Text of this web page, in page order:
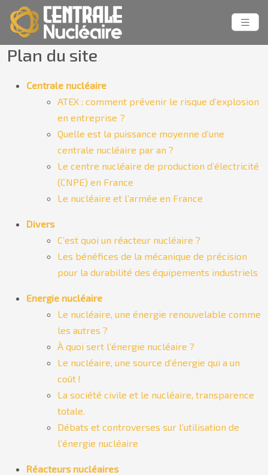
Plan du site
Centrale nucléaire
ATEX : comment prévenir le risque d’explosion
en entreprise ?
Quelle est la puissance moyenne d’une
centrale nucléaire par an ?
Le centre nucléaire de production d’électricité
(CNPE) en France
Le nucléaire et l’armée en France
Divers
C’est quoi un réacteur nucléaire ?
Les bénéfices de la mécanique de précision
pour la durabilité des équipements industriels
Energie nucléaire
Le nucléaire, une énergie renouvelable comme
les autres ?
À quoi sert l’énergie nucléaire ?
Le nucléaire, une source d’énergie qui a un
coût !
La société civile et le nucléaire, transparence
totale.
Débats et controverses sur l’utilisation de
l’énergie nucléaire
Réacteurs nucléaires